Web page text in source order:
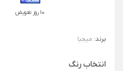
10 روز تعویض
برند: میجیا
انتخاب رنگ